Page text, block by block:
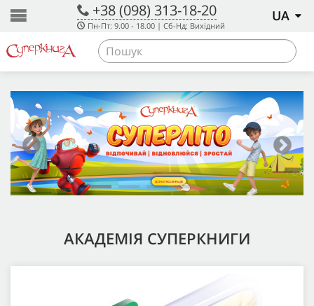
+38 (098) 313-18-20
Пн-Пт: 9.00 - 18.00 | Сб-Нд: Вихідний
UA
АКАДЕМІЯ СУПЕРКНИГИ